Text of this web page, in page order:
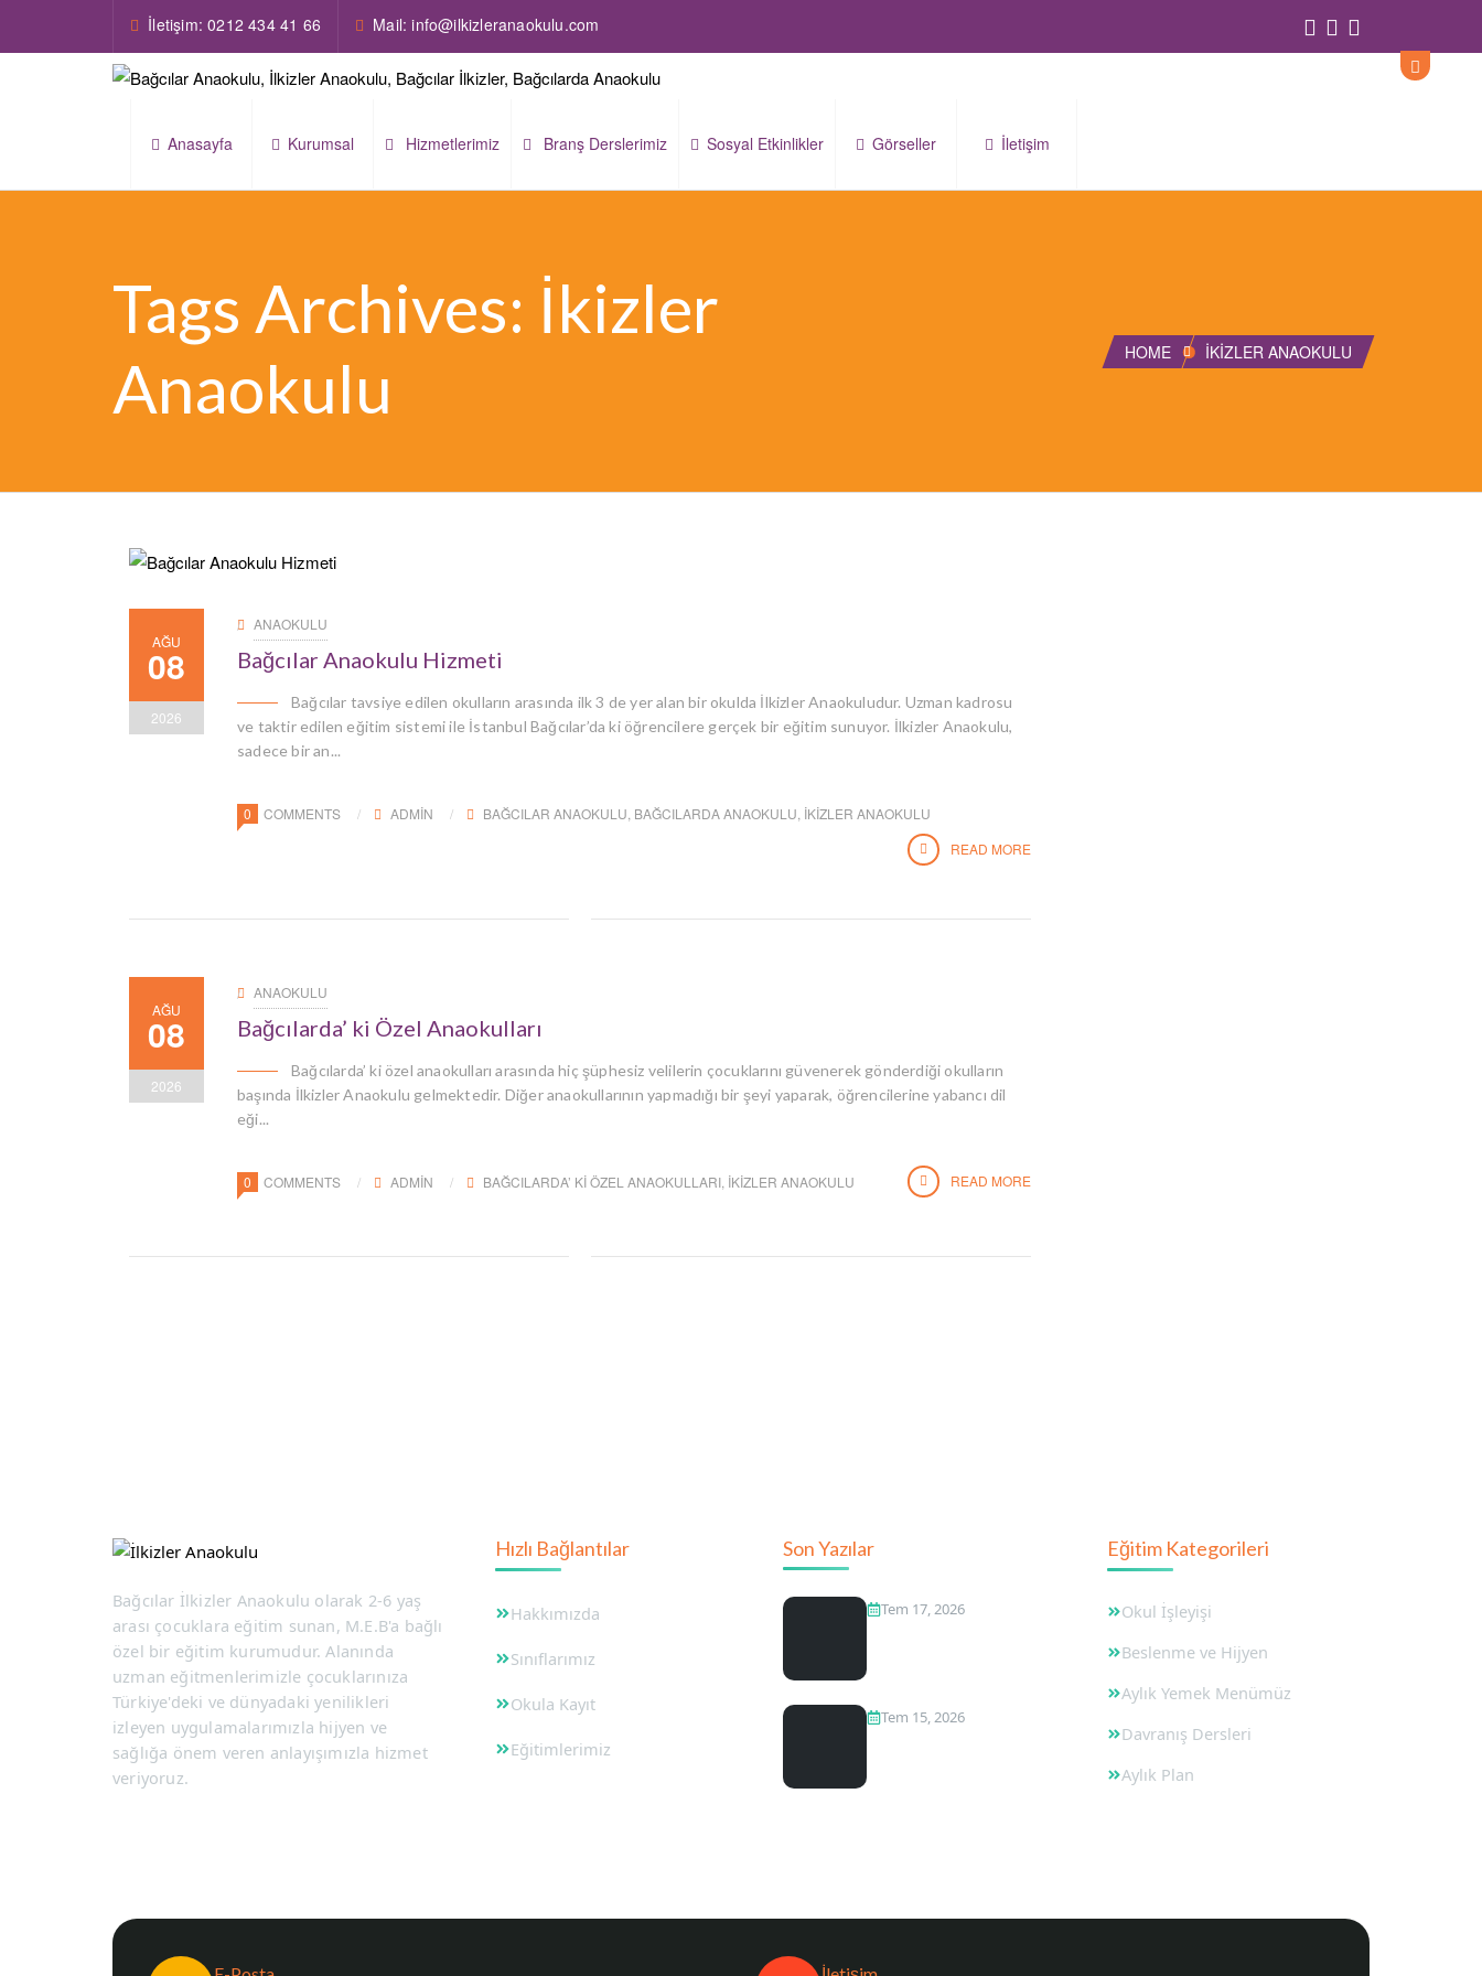
İletişim: 0212 434 41 66 Mail: info@ilkizleranaokulu.com
Anasayfa Kurumsal Hizmetlerimiz Branş Derslerimiz Sosyal Etkinlikler Görseller İletişim
Tags Archives: İkizler
Anaokulu
HOME İKIZLER ANAOKULU
AĞU
08
2026
ANAOKULU
Bağcılar Anaokulu Hizmeti
Bağcılar tavsiye edilen okulların arasında ilk 3 de yer alan bir okulda İlkizler Anaokuludur. Uzman kadrosu
ve taktir edilen eğitim sistemi ile İstanbul Bağcılar’da ki öğrencilere gerçek bir eğitim sunuyor. İlkizler Anaokulu,
sadece bir an...
0 COMMENTS ADMIN BAĞCILAR ANAOKULU BAĞCILARDA ANAOKULU İKIZLER ANAOKULU
READ MORE
AĞU
08
2026
ANAOKULU
Bağcılarda’ ki Özel Anaokulları
Bağcılarda’ ki özel anaokulları arasında hiç şüphesiz velilerin çocuklarını güvenerek gönderdiği okulların
başında İlkizler Anaokulu gelmektedir. Diğer anaokullarının yapmadığı bir şeyi yaparak, öğrencilerine yabancı dil
eği...
0 COMMENTS ADMIN BAĞCILARDA’ KI ÖZEL ANAOKULLARI İKIZLER ANAOKULU READ MORE
Bağcılar İlkizler Anaokulu olarak 2-6 yaş
arası çocuklara eğitim sunan, M.E.B'a bağlı
özel bir eğitim kurumudur. Alanında
uzman eğitmenlerimizle çocuklarınıza
Türkiye'deki ve dünyadaki yenilikleri
izleyen uygulamalarımızla hijyen ve
sağlığa önem veren anlayışımızla hizmet
veriyoruz.
Hızlı Bağlantılar
Hakkımızda
Sınıflarımız
Okula Kayıt
Eğitimlerimiz
Son Yazılar
Tem 17, 2026
Tem 15, 2026
Eğitim Kategorileri
Okul İşleyişi
Beslenme ve Hijyen
Aylık Yemek Menümüz
Davranış Dersleri
Aylık Plan